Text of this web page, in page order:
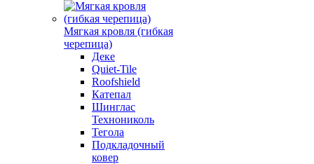
Мягкая кровля (гибкая
черепица)
Деке
Quiet-Tile
Roofshield
Катепал
Шинглас
Технониколь
Тегола
Подкладочный
ковер